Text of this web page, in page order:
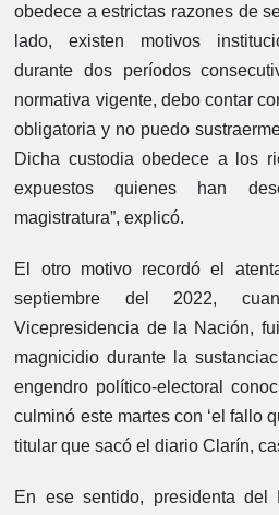
obedece a estrictas razones de
lado, existen motivos
durante dos períodos
normativa vigente, debo contar
obligatoria y no puedo
Dicha custodia obedece a los
expuestos quienes han
magistratura”, explicó.
El otro motivo recordó el
septiembre del 2022,
Vicepresidencia de la Nación,
magnicidio durante la
engendro político-electoral
culminó este martes con ‘el fallo
titular que sacó el diario Clarín,
En ese sentido, presidenta del